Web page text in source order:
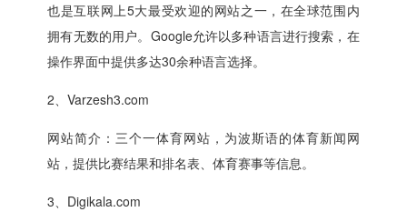
也是互联网上5大最受欢迎的网站之一，在全球范围内
拥有无数的用户。Google允许以多种语言进行搜索，在
操作界面中提供多达30余种语言选择。
2、Varzesh3.com
网站简介：三个一体育网站，为波斯语的体育新闻网
站，提供比赛结果和排名表、体育赛事等信息。
3、Digikala.com